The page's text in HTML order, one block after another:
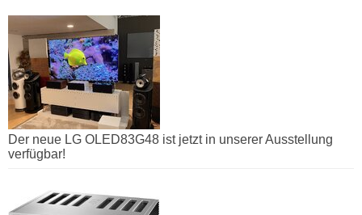
Der neue LG OLED83G48 ist jetzt in unserer Ausstellung
verfügbar!